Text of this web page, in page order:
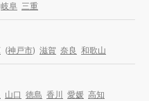
岐阜 三重
(神戸市) 滋賀 奈良 和歌山
山口 徳島 香川 愛媛 高知